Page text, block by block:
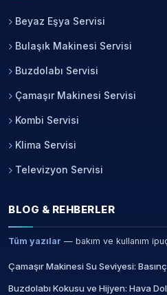
Beyaz Eşya Servisi
Bulaşık Makinesi Servisi
Buzdolabı Servisi
Çamaşır Makinesi Servisi
Kombi Servisi
Klima Servisi
Televizyon Servisi
BLOG & REHBERLER
Tüm yazılar — bakım ve kullanım
Çamaşır Makinesi Su Seviyesi:
Buzdolabı Kokusu ve Hijyen: Hava